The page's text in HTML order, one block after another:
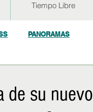
Tiempo Libre
PANORAMAS
de su nuevo